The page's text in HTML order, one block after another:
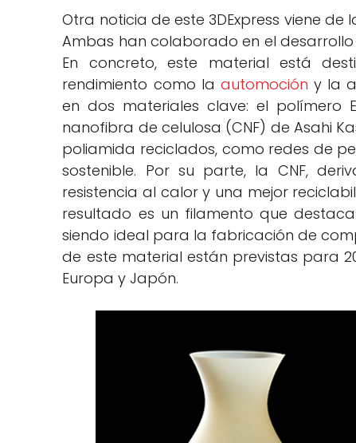
Otra noticia de este 3DExpress viene
Ambas han colaborado en el
En concreto, este material está
rendimiento como la automoción y la
en dos materiales clave: el polímero
nanofibra de celulosa (CNF) de Asahi
poliamida reciclados, como redes de
sostenible. Por su parte, la CNF,
resistencia al calor y una mejor
resultado es un filamento que
siendo ideal para la fabricación de
de este material están previstas para
Europa y Japón.